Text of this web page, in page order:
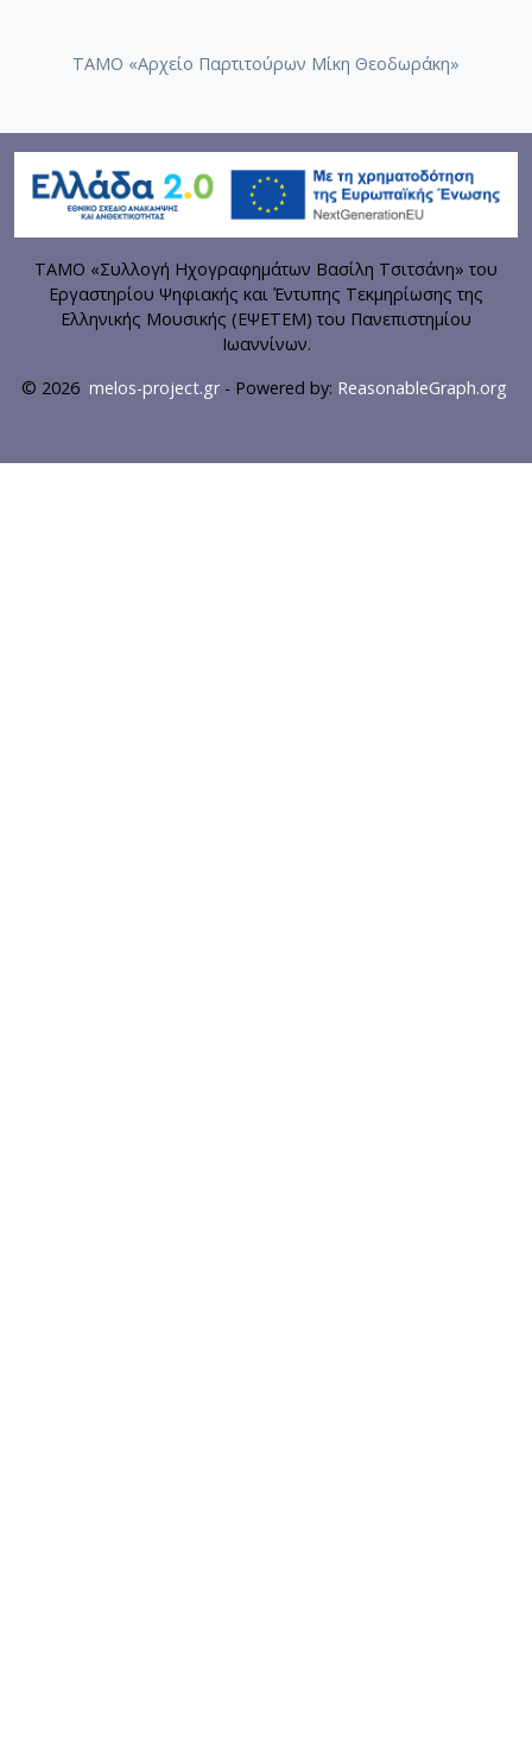
ΤΑΜΟ «Αρχείο Παρτιτούρων Μίκη Θεοδωράκη»
ΤΑΜΟ «Συλλογή Ηχογραφημάτων Βασίλη Τσιτσάνη» του
Εργαστηρίου Ψηφιακής και Έντυπης Τεκμηρίωσης της
Ελληνικής Μουσικής (ΕΨΕΤΕΜ) του Πανεπιστημίου
Ιωαννίνων.
© 2026 melos-project.gr- Powered by: ReasonableGraph.org